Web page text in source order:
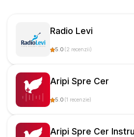
Radio Levi
5.0 (2 recenzii)
Aripi Spre Cer
5.0 (1 recenzie)
Aripi Spre Cer